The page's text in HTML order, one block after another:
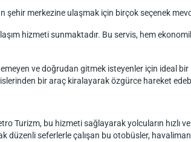
şehir merkezine ulaşmak için birçok seçenek
hizmeti sunmaktadır. Bu servis, hem
ve doğrudan gitmek isteyenler için ideal bir
bir araç kiralayarak özgürce hareket
Turizm, bu hizmeti sağlayarak yolcuların hızlı ve
düzenli seferlerle çalışan bu otobüsler,